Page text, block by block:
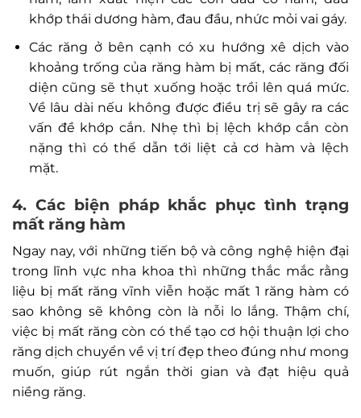
khớp thái dương hàm, đau đầu, nhức mỏi vai gáy.
Các răng ở bên cạnh có xu hướng xê dịch vào
khoảng trống của răng hàm bị mất, các răng đối
diện cũng sẽ thụt xuống hoặc trồi lên quá mức.
Về lâu dài nếu không được điều trị sẽ gây ra các
vấn đề khớp cắn. Nhẹ thì bị lệch khớp cắn còn
nặng thì có thể dẫn tới liệt cả cơ hàm và lệch
mặt.
4. Các biện pháp khắc phục tình trạng
mất răng hàm
Ngay nay, với những tiến bộ và công nghệ hiện đại
trong lĩnh vực nha khoa thì những thắc mắc rằng
liệu bị mất răng vĩnh viễn hoặc mất 1 răng hàm có
sao không sẽ không còn là nỗi lo lắng. Thậm chí,
việc bị mất răng còn có thể tạo cơ hội thuận lợi cho
răng dịch chuyển về vị trí đẹp theo đúng như mong
muốn, giúp rút ngắn thời gian và đạt hiệu quả
niềng răng.